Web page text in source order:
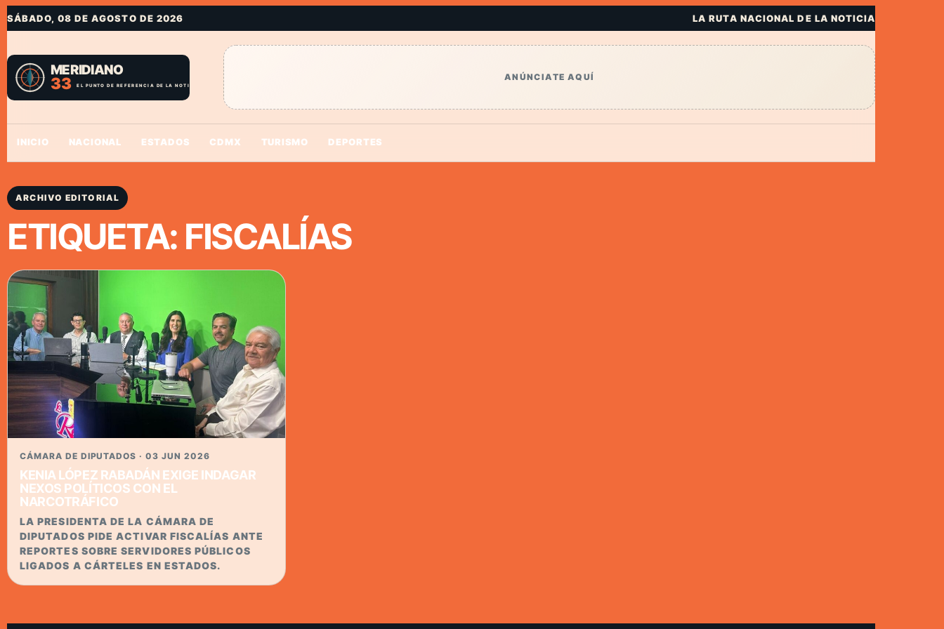
SÁBADO, 08 DE AGOSTO DE 2026 LA RUTA NACIONAL DE LA NOTICIA
ANÚNCIATE AQUÍ
INICIO NACIONAL ESTADOS CDMX TURISMO DEPORTES
ARCHIVO EDITORIAL
ETIQUETA: FISCALÍAS
CÁMARA DE DIPUTADOS · 03 JUN 2026
KENIA LÓPEZ RABADÁN EXIGE INDAGAR
NEXOS POLÍTICOS CON EL
NARCOTRÁFICO
LA PRESIDENTA DE LA CÁMARA DE
DIPUTADOS PIDE ACTIVAR FISCALÍAS ANTE
REPORTES SOBRE SERVIDORES PÚBLICOS
LIGADOS A CÁRTELES EN ESTADOS.